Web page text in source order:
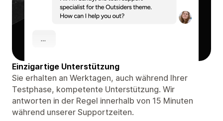
Einzigartige Unterstützung
Sie erhalten an Werktagen, auch während Ihrer
Testphase, kompetente Unterstützung. Wir
antworten in der Regel innerhalb von 15 Minuten
während unserer Supportzeiten.